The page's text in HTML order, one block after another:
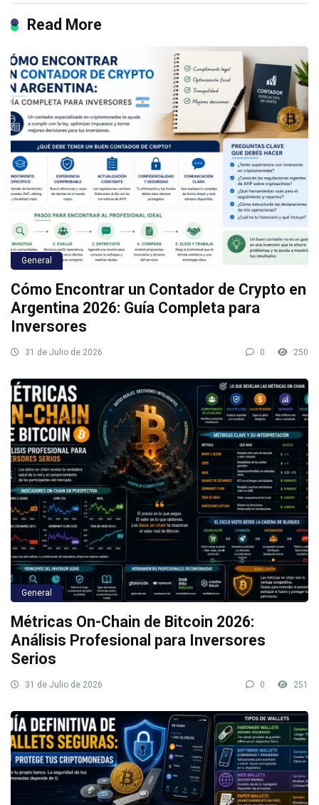
Read More
General
Cómo Encontrar un Contador de Crypto en
Argentina 2026: Guía Completa para
Inversores
31 de Julio de 2026 0 250
General
Métricas On-Chain de Bitcoin 2026:
Análisis Profesional para Inversores
Serios
31 de Julio de 2026 0 251